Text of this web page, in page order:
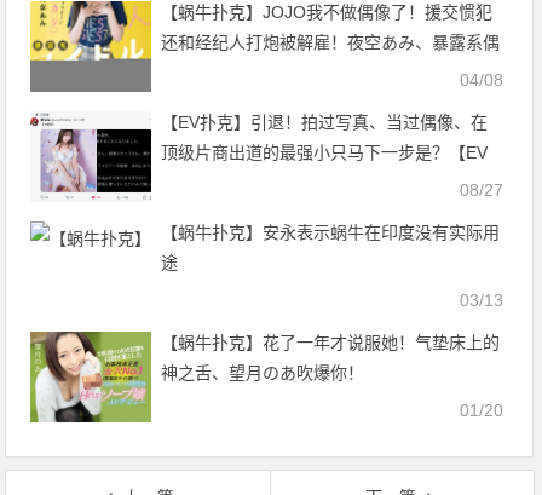
【蜗牛扑克】JOJO我不做偶像了！援交惯犯
还和经纪人打炮被解雇！夜空あみ、暴露系偶
04/08
【EV扑克】引退！拍过写真、当过偶像、在
顶级片商出道的最强小只马下一步是？【EV
08/27
【蜗牛扑克】安永表示蜗牛在印度没有实际用
途
03/13
【蜗牛扑克】花了一年才说服她！气垫床上的
神之舌、望月のあ吹爆你！
01/20